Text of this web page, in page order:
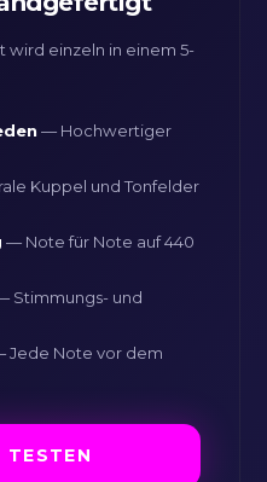
wird einzeln in einem 5-
— Hochwertiger
Kuppel und Tonfelder
— Note für Note auf 440
Stimmungs- und
Jede Note vor dem
TESTEN